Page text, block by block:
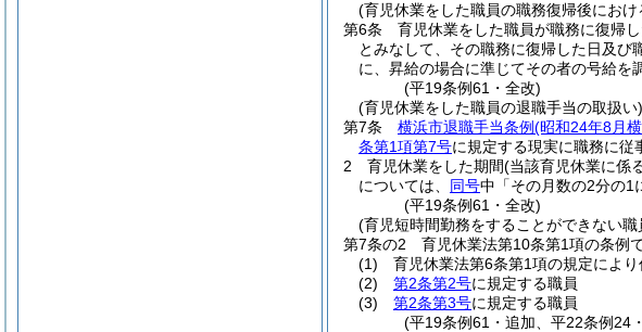
(育児休業をした職員の職務復帰後におけ
第6条
育児休業をした職員が職務に復帰
とみなして、その職務に復帰した日及
に、昇給の場合に準じてその者の号給を
(平19条例61・全改)
(育児休業をした職員の退職手当の取扱い)
第7条
横浜市退職手当条例(昭和24年8月
条第1項第7号に規定する現実に職務に従
2
育児休業をした期間(当該育児休業に係
については、 同号中「その月数の2分の1
(平19条例61・全改)
(育児短時間勤務をすることができない職
第7条の2
育児休業法第10条第1項の条例
(1)
育児休業法第6条第1項の規定によ
(2)
第2条第2号に規定する職員
(3)
第2条第3号に規定する職員
(平19条例61・追加、平22条例24